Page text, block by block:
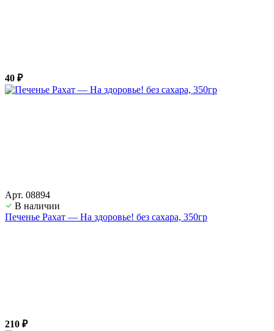
40 ₽
Арт. 08894
В наличии
Печенье Рахат — На здоровье! без сахара, 350гр
210 ₽